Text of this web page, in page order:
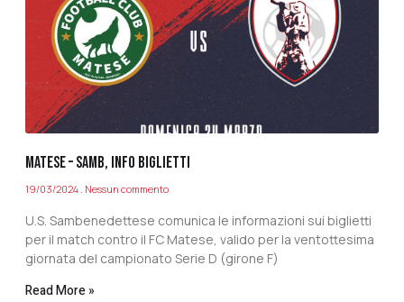
MATESE – SAMB, INFO BIGLIETTI
19/03/2024 Nessun commento
U.S. Sambenedettese comunica le informazioni sui biglietti
per il match contro il FC Matese, valido per la ventottesima
giornata del campionato Serie D (girone F)
Read More »